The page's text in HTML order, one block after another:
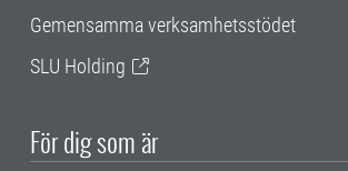
Gemensamma verksamhetsstödet
SLU Holding
För dig som är